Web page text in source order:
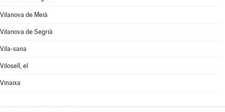
Vilanova de Meià
Vilanova de Segrià
Vila-sana
Vilosell, el
Vinaixa